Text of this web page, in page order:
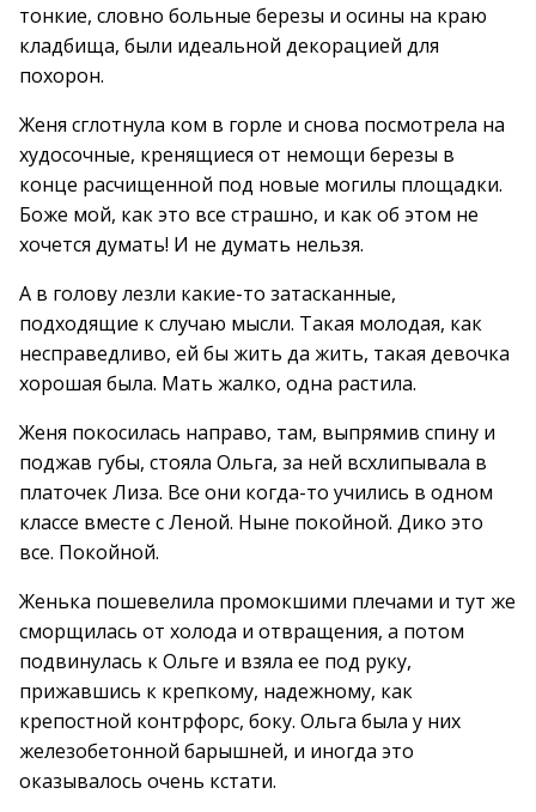
тонкие, словно больные березы и осины на краю
кладбища, были идеальной декорацией для
похорон.
Женя сглотнула ком в горле и снова посмотрела на
худосочные, кренящиеся от немощи березы в
конце расчищенной под новые могилы площадки.
Боже мой, как это все страшно, и как об этом не
хочется думать! И не думать нельзя.
А в голову лезли какие-то затасканные,
подходящие к случаю мысли. Такая молодая, как
несправедливо, ей бы жить да жить, такая девочка
хорошая была. Мать жалко, одна растила.
Женя покосилась направо, там, выпрямив спину и
поджав губы, стояла Ольга, за ней всхлипывала в
платочек Лиза. Все они когда-то учились в одном
классе вместе с Леной. Ныне покойной. Дико это
все. Покойной.
Женька пошевелила промокшими плечами и тут же
сморщилась от холода и отвращения, а потом
подвинулась к Ольге и взяла ее под руку,
прижавшись к крепкому, надежному, как
крепостной контрфорс, боку. Ольга была у них
железобетонной барышней, и иногда это
оказывалось очень кстати.